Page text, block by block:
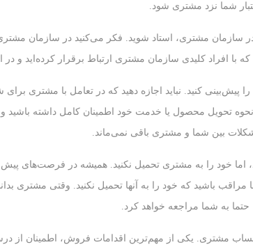
شما نزد مشتری شود.
در سازمان مشتری، استاد شوید. فکر می‌کنید در سازمان
با افراد کلیدی سازمان مشتری ارتباط برقرار كرده‌اید و
تحویل محصول یا خدمت خود اطمینان کامل داشته باشید
بین شما و مشتری باقی نمی‌ماند.
اما خود را به مشتری تحمیل نکنید. همیشه در فرصت‌های پیش
مراقب باشید که خود را به آنها تحمیل نکنید. وقتی مشتری
به شما مراجعه خواهد کرد.
مشتری. یکی از مهم‌ترین اقدامات فروش، اطمینان از